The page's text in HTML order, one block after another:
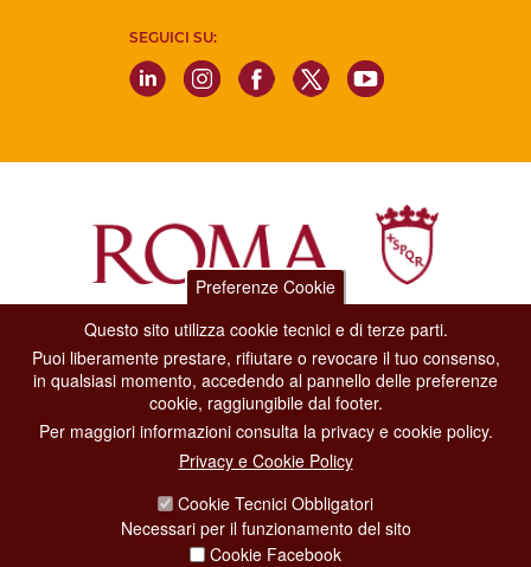
SEGUICI SU:
Dipartimento Grandi Eventi, Sport, Turismo e Moda.
Via di San Basilio, 51
00187 Roma
CONTACT CENTER TEL. 06 06 08
CONTATTA LA REDAZIONE
Preferenze Cookie
Questo sito utilizza cookie tecnici e di terze parti.
Puoi liberamente prestare, rifiutare o revocare il tuo consenso,
in qualsiasi momento, accedendo al pannello delle preferenze
cookie, raggiungibile dal footer.
Per maggiori informazioni consulta la privacy e cookie policy.
Privacy e Cookie Policy
Cookie Tecnici Obbligatori
Necessari per il funzionamento del sito
Cookie Facebook